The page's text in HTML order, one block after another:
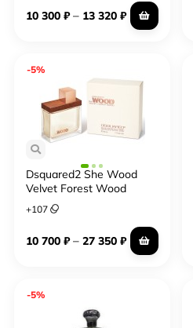
10 300 ₽– 13 320 ₽
-5%
Dsquared2 She Wood
Velvet Forest Wood
+107
10 700 ₽– 27 350 ₽
-5%